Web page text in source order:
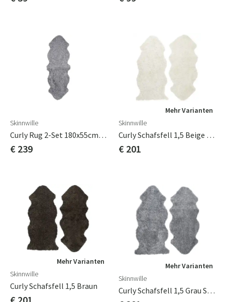
Skinnwille
Curly Rug 2-Set 180x55cm Anthrazit Grau Silber
€ 239
Mehr Varianten
Skinnwille
Curly Schafsfell 1,5 Beige Moonlight
€ 201
Mehr Varianten
Skinnwille
Curly Schafsfell 1,5 Braun
Mehr Varianten
Skinnwille
Curly Schafsfell 1,5 Grau Silber